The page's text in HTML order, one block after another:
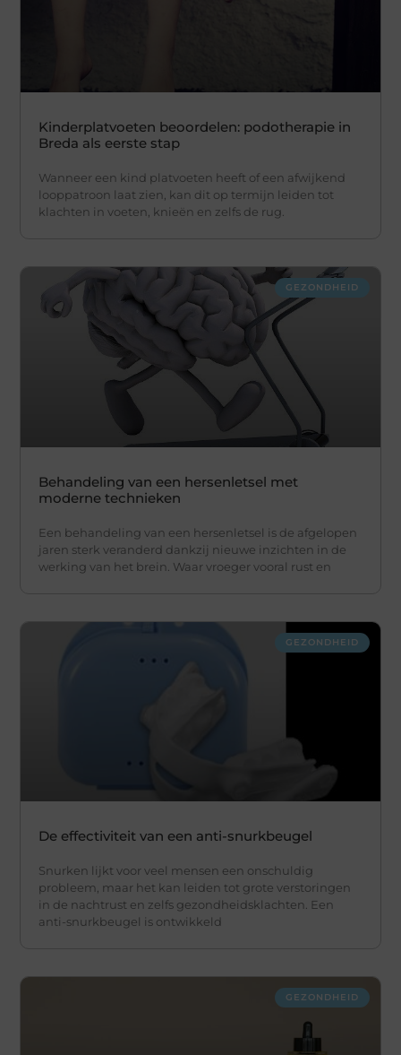
Kinderplatvoeten beoordelen: podotherapie in
Breda als eerste stap
Wanneer een kind platvoeten heeft of een afwijkend
looppatroon laat zien, kan dit op termijn leiden tot
klachten in voeten, knieën en zelfs de rug.
GEZONDHEID
Behandeling van een hersenletsel met
moderne technieken
Een behandeling van een hersenletsel is de afgelopen
jaren sterk veranderd dankzij nieuwe inzichten in de
werking van het brein. Waar vroeger vooral rust en
GEZONDHEID
De effectiviteit van een anti-snurkbeugel
Snurken lijkt voor veel mensen een onschuldig
probleem, maar het kan leiden tot grote verstoringen
in de nachtrust en zelfs gezondheidsklachten. Een
anti-snurkbeugel is ontwikkeld
GEZONDHEID